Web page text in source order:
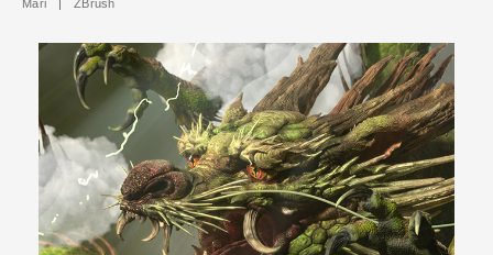
Mari ZBrush